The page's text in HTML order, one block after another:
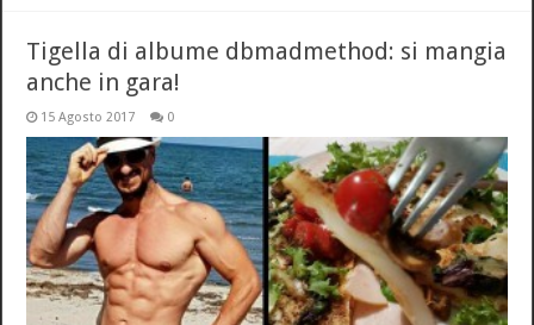
Tigella di albume dbmadmethod: si mangia
anche in gara!
15 Agosto 2017 0